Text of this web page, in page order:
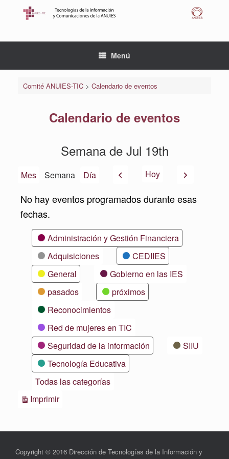
Menú
Comité ANUIES-TIC> Calendario de eventos
Calendario de eventos
Semana de Jul 19th
Mes Semana Día AnteriorHoy Siguiente
No hay eventos programados durante esas
fechas.
CategoríasAdministración y Gestión Financiera
Adquisiciones
CEDIIES
General
Gobierno en las IES
pasados
próximos
Reconocimientos
Red de mujeres en TIC
Seguridad de la información
SIIU
Tecnología Educativa
Todas las categorías
ImprimirVistas
Copyright © 2016 Dirección de Tecnologías de la Información y